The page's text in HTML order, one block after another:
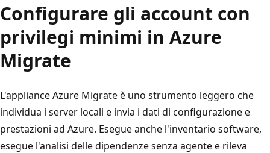
Configurare gli account con
privilegi minimi in Azure
Migrate
L'appliance Azure Migrate è uno strumento leggero che
individua i server locali e invia i dati di configurazione e
prestazioni ad Azure. Esegue anche l'inventario software,
esegue l'analisi delle dipendenze senza agente e rileva